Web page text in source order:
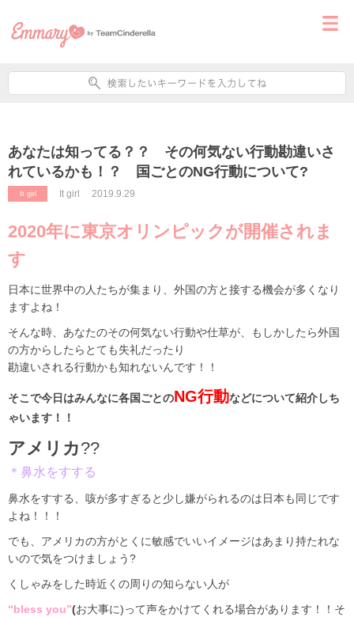
あなたは知ってる？？ その何気ない行動勘違いさ
れているかも！？ 国ごとのNG行動について?
It girl It girl 2019.9.29
2020年に東京オリンピックが開催されま
す
日本に世界中の人たちが集まり、外国の方と接する機会が多くなり
ますよね！
そんな時、あなたのその何気ない行動や仕草が、もしかしたら外国
の方からしたらとても失礼だったり
勘違いされる行動かも知れないんです！！
そこで今日はみんなに各国ごとのNG行動などについて紹介しち
ゃいます！！
アメリカ??
＊鼻水をすする
鼻水をすする、咳が多すぎると少し嫌がられるのは日本も同じです
よね！！！
でも、アメリカの方がとくに敏感でいいイメージはあまり持たれな
いので気をつけましょう?
くしゃみをした時近くの周りの知らない人が
“bless you”(お大事に)って声をかけてくれる場合があります！！そ